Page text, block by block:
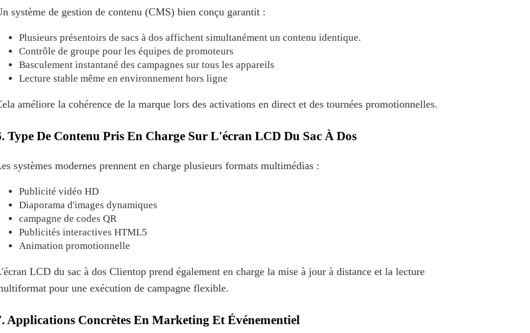
système de gestion de contenu (CMS) bien conçu garantit :
Plusieurs présentoirs de sacs à dos affichent simultanément un contenu identique.
Contrôle de groupe pour les équipes de promoteurs
Basculement instantané des campagnes sur tous les appareils
Lecture stable même en environnement hors ligne
améliore la cohérence de la marque lors des activations en direct et des tournées promotionnelles.
Type De Contenu Pris En Charge Sur L'écran LCD Du Sac À Dos
systèmes modernes prennent en charge plusieurs formats multimédias :
Publicité vidéo HD
Diaporama d'images dynamiques
campagne de codes QR
Publicités interactives HTML5
Animation promotionnelle
LCD du sac à dos Clientop prend également en charge la mise à jour à distance et la lecture
pour une exécution de campagne flexible.
Applications Concrètes En Marketing Et Événementiel